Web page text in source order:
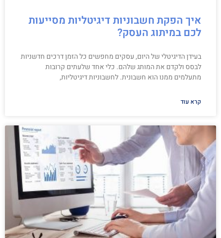
איך הפקת חשבוניות דיגיטליות מסייעות
לכם במיתוג העסק?
בעידן הדיגיטלי של היום, עסקים מחפשים כל הזמן דרכים חדשניות
לבסס ולקדם את המותג שלהם. כלי אחד שלעתים קרובות
מתעלמים ממנו הוא חשבונית. לחשבוניות דיגיטליות,
קרא עוד